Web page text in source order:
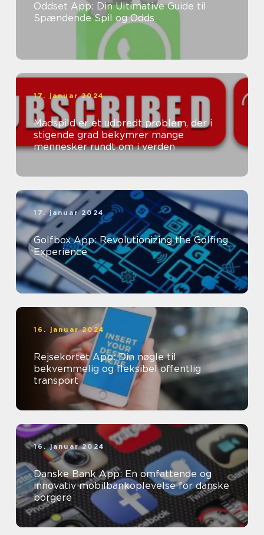
Oddset App: Din Ultimative Guide til
Spændende Spil og Odds
17. januar 2024
Madspild er et udbredt problem, der i
stigende grad bekymrer mange
mennesker rundt om i verden
17. januar 2024
Golfbox App: Revolutionizing the Golfing
Experience
16. januar 2024
Rejsekortet App: Din nøgle til
bekvemmelig og fleksibel offentlig
transport
16. januar 2024
Danske Bank App: En omfattende og
innovativ mobilbankoplevelse for danske
borgere